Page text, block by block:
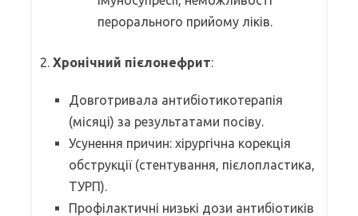
перорального прийому ліків.
2. Хронічний пієлонефрит:
Довготривала антибіотикотерапія
(місяці) за результатами посіву.
Усунення причин: хірургічна корекція
обструкції (стентування, пієлопластика,
ТУРП).
Профілактичні низькі дози антибіотиків